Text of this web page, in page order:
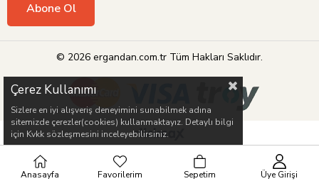
Abone Ol
© 2026 ergandan.com.tr Tüm Hakları Saklıdır.
Çerez Kullanımı
Sizlere en iyi alışveriş deneyimini sunabilmek adına
sitemizde çerezler(cookies) kullanmaktayız. Detaylı bilgi
için Kvkk sözleşmesini inceleyebilirsiniz.
Anasayfa Favorilerim Sepetim Üye Girişi